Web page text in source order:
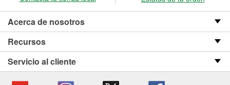
Acerca de nosotros
Recursos
Servicio al cliente